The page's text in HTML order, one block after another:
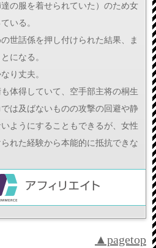
の服を着せられていた）のため女
いる。
世話係を押し付けられた結果、ま
になる。
り丈夫。
体得していて、空手部主将の桐生
は及ばないものの攻撃の回避や静
ようにすることもできるが、女性
れた経験から本能的に抵抗できな
▲pagetop